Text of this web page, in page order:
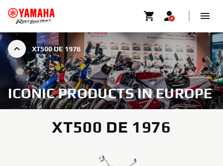
XT500 DE 1976
ICONIC PRODUCTS IN EUROPE
XT500 DE 1976